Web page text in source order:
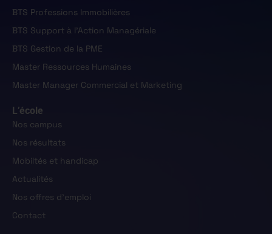
BTS Professions Immobilières
BTS Support à l'Action Managériale
BTS Gestion de la PME
Master Ressources Humaines
Master Manager Commercial et Marketing
L’école
Nos campus
Nos résultats
Mobiltés et handicap
Actualités
Nos offres d'emploi
Contact